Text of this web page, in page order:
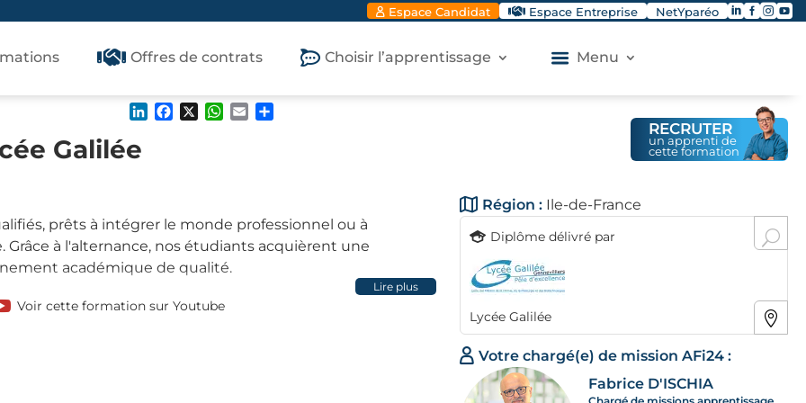
Espace Candidat Espace Entreprise NetYparéo 
Offres de contrats Choisir l’apprentissage Menu
Galilée
RECRUTER
un apprenti de
cette formation
LinkedIn
FacebookWhatsApp
Email
prêts à intégrer le monde professionnel ou à
à l'alternance, nos étudiants acquièrent une
académique de qualité.
de la formulation, de l'analyse chimique, de la
Lire plus
Voir cette formation sur Youtube
Région : Ile-de-France
Diplôme délivré par
Lycée Galilée
Votre chargé(e) de mission AFi24 :
Fabrice D'ISCHIA